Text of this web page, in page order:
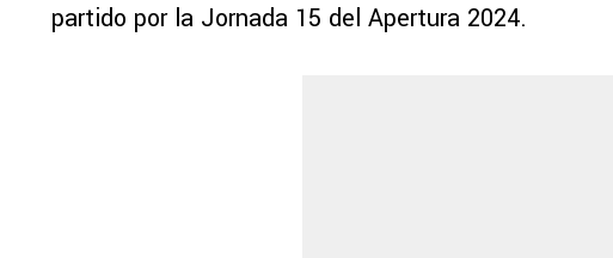
partido por la Jornada 15 del Apertura 2024.